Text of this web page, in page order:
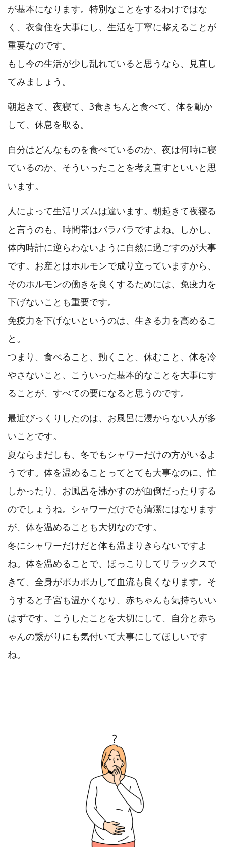
が基本になります。特別なことをするわけではな
く、衣食住を大事にし、生活を丁寧に整えることが
重要なのです。
もし今の生活が少し乱れていると思うなら、見直し
てみましょう。
朝起きて、夜寝て、3食きちんと食べて、体を動か
して、休息を取る。
自分はどんなものを食べているのか、夜は何時に寝
ているのか、そういったことを考え直すといいと思
います。
人によって生活リズムは違います。朝起きて夜寝る
と言うのも、時間帯はバラバラですよね。しかし、
体内時計に逆らわないように自然に過ごすのが大事
です。お産とはホルモンで成り立っていますから、
そのホルモンの働きを良くするためには、免疫力を
下げないことも重要です。
免疫力を下げないというのは、生きる力を高めるこ
と。
つまり、食べること、動くこと、休むこと、体を冷
やさないこと、こういった基本的なことを大事にす
ることが、すべての要になると思うのです。
最近びっくりしたのは、お風呂に浸からない人が多
いことです。
夏ならまだしも、冬でもシャワーだけの方がいるよ
うです。体を温めることってとても大事なのに、忙
しかったり、お風呂を沸かすのが面倒だったりする
のでしょうね。シャワーだけでも清潔にはなります
が、体を温めることも大切なのです。
冬にシャワーだけだと体も温まりきらないですよ
ね。体を温めることで、ほっこりしてリラックスで
きて、全身がポカポカして血流も良くなります。そ
うすると子宮も温かくなり、赤ちゃんも気持ちいい
はずです。こうしたことを大切にして、自分と赤ち
ゃんの繋がりにも気付いて大事にしてほしいです
ね。